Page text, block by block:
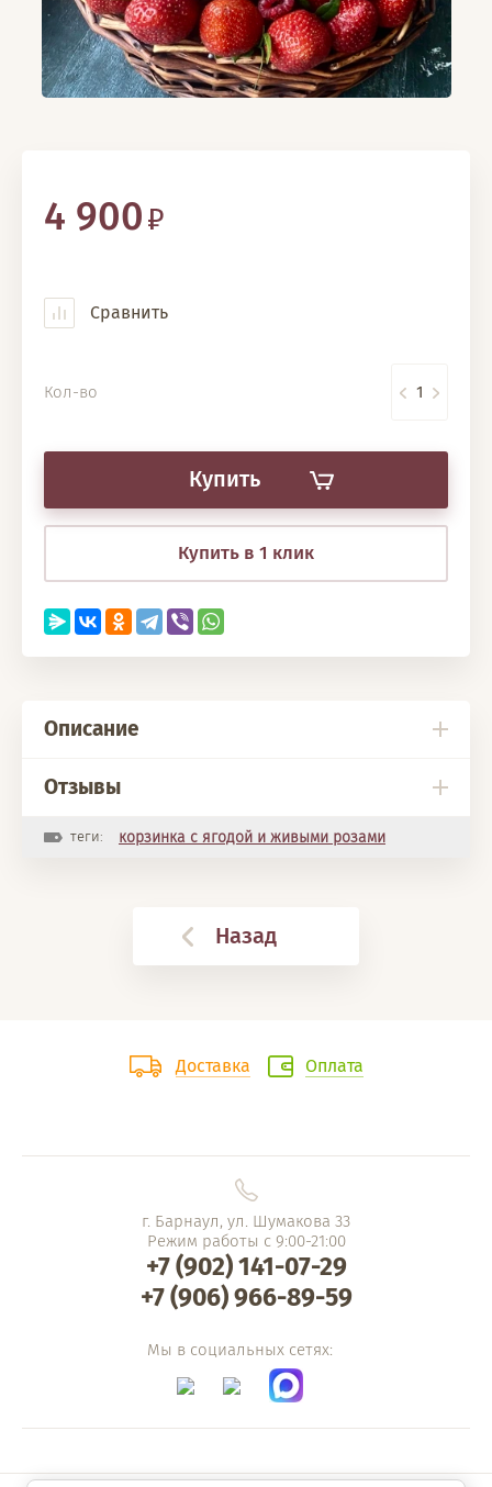
4 900
Сравнить
Кол-во
Купить
Купить в 1 клик
Описание
Отзывы
теги: корзинка с ягодой и живыми розами
Назад
Доставка Оплата
г. Барнаул, ул. Шумакова 33
Режим работы с 9:00-21:00
+7 (902) 141-07-29
+7 (906) 966-89-59
Мы в социальных сетях: